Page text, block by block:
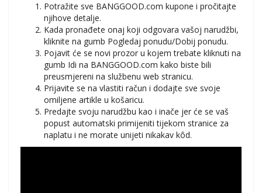
Potražite sve BANGGOOD.com kupone i pročitajte
njihove detalje.
Kada pronađete onaj koji odgovara vašoj narudžbi,
kliknite na gumb Pogledaj ponudu/Dobij ponudu.
Pojavit će se novi prozor u kojem trebate kliknuti na
gumb Idi na BANGGOOD.com kako biste bili
preusmjereni na službenu web stranicu.
Prijavite se na vlastiti račun i dodajte sve svoje
omiljene artikle u košaricu.
Predajte svoju narudžbu kao i inače jer će se vaš
popust automatski primijeniti tijekom stranice za
naplatu i ne morate unijeti nikakav kôd.